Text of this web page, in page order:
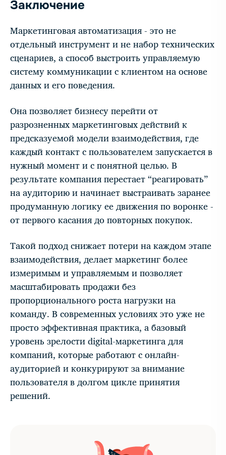
Заключение
Маркетинговая автоматизация - это не
отдельный инструмент и не набор технических
сценариев, а способ выстроить управляемую
систему коммуникации с клиентом на основе
данных и его поведения.
Она позволяет бизнесу перейти от
разрозненных маркетинговых действий к
предсказуемой модели взаимодействия, где
каждый контакт с пользователем запускается в
нужный момент и с понятной целью. В
результате компания перестает “реагировать”
на аудиторию и начинает выстраивать заранее
продуманную логику ее движения по воронке -
от первого касания до повторных покупок.
Такой подход снижает потери на каждом этапе
взаимодействия, делает маркетинг более
измеримым и управляемым и позволяет
масштабировать продажи без
пропорционального роста нагрузки на
команду. В современных условиях это уже не
просто эффективная практика, а базовый
уровень зрелости digital-маркетинга для
компаний, которые работают с онлайн-
аудиторией и конкурируют за внимание
пользователя в долгом цикле принятия
решений.